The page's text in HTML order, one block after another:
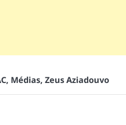
, Médias, Zeus Aziadouvo